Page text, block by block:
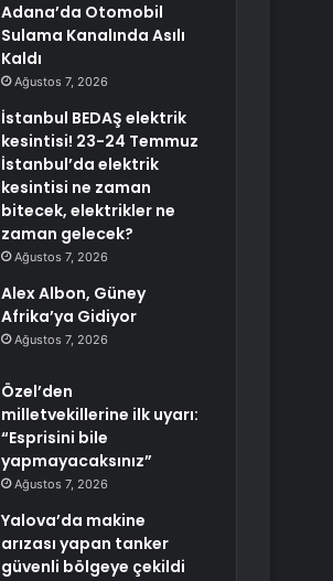
Adana’da Otomobil
Sulama Kanalında Asılı
Kaldı
Ağustos 7, 2026
İstanbul BEDAŞ elektrik
kesintisi! 23-24 Temmuz
İstanbul’da elektrik
kesintisi ne zaman
bitecek, elektrikler ne
zaman gelecek?
Ağustos 7, 2026
Alex Albon, Güney
Afrika’ya Gidiyor
Ağustos 7, 2026
Özel’den
milletvekillerine ilk uyarı:
“Esprisini bile
yapmayacaksınız”
Ağustos 7, 2026
Yalova’da makine
arızası yapan tanker
güvenli bölgeye çekildi